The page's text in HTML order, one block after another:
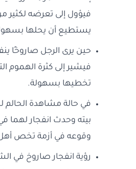
فيؤول إلى تعرضه لكثير
يستطيع أن يحلها
حين يرى الرجل صاروخًا
فيشير إلى كثرة الهموم
تخطيها بسهولة.
في حالة مشاهدة الحالم
بيته وحدث انفجار لهما
وقوعه في أزمة تخص أهل
رؤية انفجار صاروخ في